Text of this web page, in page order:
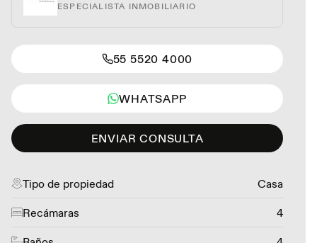
ESPECIALISTA INMOBILIARIO
55 5520 4000
WHATSAPP
ENVIAR CONSULTA
Tipo de propiedad Casa
Recámaras 4